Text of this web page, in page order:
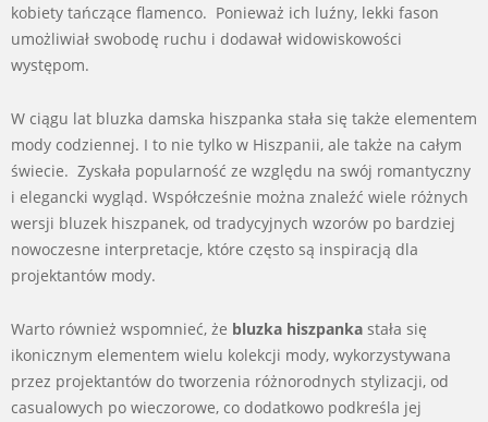
kobiety tańczące flamenco. Ponieważ ich luźny, lekki fason
umożliwiał swobodę ruchu i dodawał widowiskowości
występom.
W ciągu lat bluzka damska hiszpanka stała się także elementem
mody codziennej. I to nie tylko w Hiszpanii, ale także na całym
świecie. Zyskała popularność ze względu na swój romantyczny
i elegancki wygląd. Współcześnie można znaleźć wiele różnych
wersji bluzek hiszpanek, od tradycyjnych wzorów po bardziej
nowoczesne interpretacje, które często są inspiracją dla
projektantów mody.
Warto również wspomnieć, że bluzka hiszpanka stała się
ikonicznym elementem wielu kolekcji mody, wykorzystywana
przez projektantów do tworzenia różnorodnych stylizacji, od
casualowych po wieczorowe, co dodatkowo podkreśla jej